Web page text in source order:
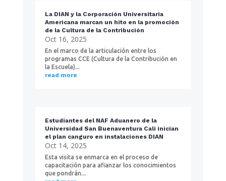
La DIAN y la Corporación Universitaria
Americana marcan un hito en la promoción
de la Cultura de la Contribución
Oct 16, 2025
En el marco de la articulación entre los
programas CCE (Cultura de la Contribución en
la Escuela)...
read more
Estudiantes del NAF Aduanero de la
Universidad San Buenaventura Cali inician
el plan canguro en instalaciones DIAN
Oct 14, 2025
Esta visita se enmarca en el proceso de
capacitación para afianzar los conocimientos
que pondrán...